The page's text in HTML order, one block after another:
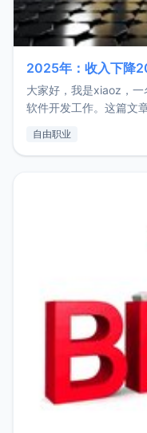
2025年：收入下降
大家好，我是xiaoz，
软件开发工作。这篇文
收入下降20%，但却过
自由职业